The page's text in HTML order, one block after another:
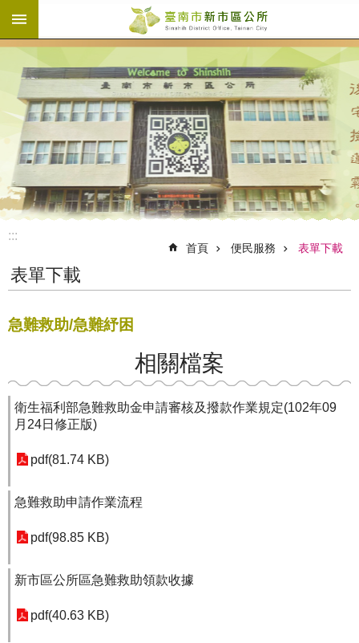
跳到主要內容區塊
:::
首頁 便民服務 表單下載
表單下載
急難救助/急難紓困
相關檔案
衛生福利部急難救助金申請審核及撥款作業規定(102年09
月24日修正版)
pdf(81.74 KB)
急難救助申請作業流程
pdf(98.85 KB)
新市區公所區急難救助領款收據
pdf(40.63 KB)